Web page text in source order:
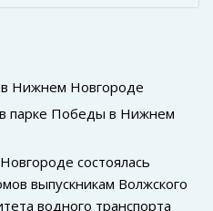
Нижнем Новгороде
парке Победы в Нижнем
состоялась
выпускникам Волжского
водного транспорта